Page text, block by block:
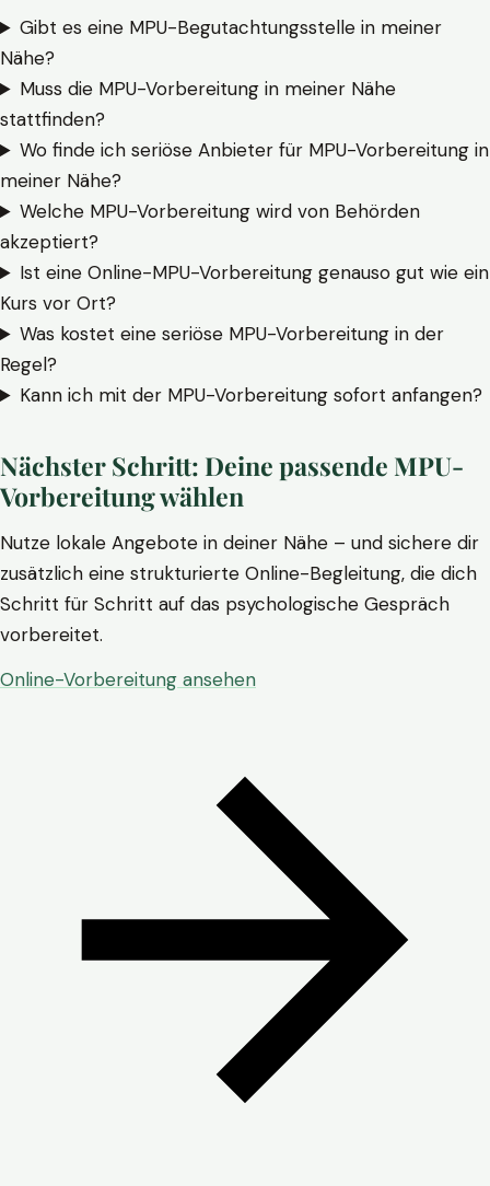
Gibt es eine MPU-Begutachtungsstelle in meiner
Nähe?
Muss die MPU-Vorbereitung in meiner Nähe
stattfinden?
Wo finde ich seriöse Anbieter für MPU-Vorbereitung in
meiner Nähe?
Welche MPU-Vorbereitung wird von Behörden
akzeptiert?
Ist eine Online-MPU-Vorbereitung genauso gut wie ein
Kurs vor Ort?
Was kostet eine seriöse MPU-Vorbereitung in der
Regel?
Kann ich mit der MPU-Vorbereitung sofort anfangen?
Nächster Schritt: Deine passende MPU-
Vorbereitung wählen
Nutze lokale Angebote in deiner Nähe – und sichere dir
zusätzlich eine strukturierte Online-Begleitung, die dich
Schritt für Schritt auf das psychologische Gespräch
vorbereitet.
Online-Vorbereitung ansehen